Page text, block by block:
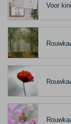
Voor